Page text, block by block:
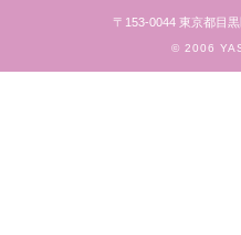
〒153-0044 東京都目
© 2006